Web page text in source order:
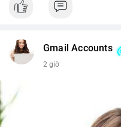
Gmail Accounts
2 giờ